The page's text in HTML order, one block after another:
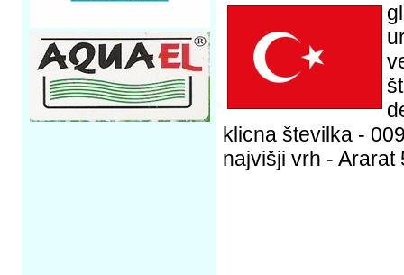
klicna številka -
najvišji vrh - Ararat